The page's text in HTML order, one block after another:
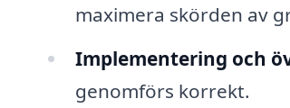
maximera skörden av
Implementering och
genomförs korrekt.